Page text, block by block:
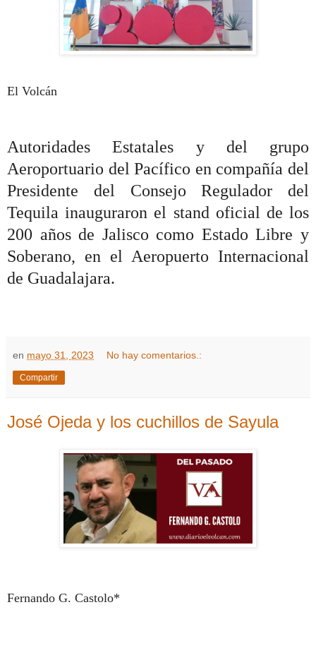
El Volcán
Autoridades Estatales y del grupo
Aeroportuario del Pacífico en compañía del
Presidente del Consejo Regulador del
Tequila inauguraron el stand oficial de los
200 años de Jalisco como Estado Libre y
Soberano, en el Aeropuerto Internacional
de Guadalajara.
en mayo 31, 2023 No hay comentarios.:
Compartir
José Ojeda y los cuchillos de Sayula
Fernando G. Castolo*